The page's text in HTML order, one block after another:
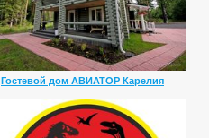
Гостевой дом АВИАТОР Карелия